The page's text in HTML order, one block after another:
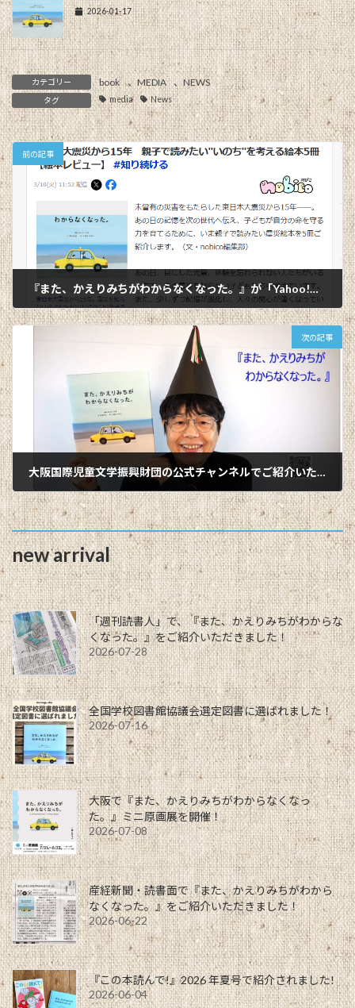
2026-01-17
カテゴリー book 、MEDIA 、NEWS
タグ media News
前の記事
『また、かえりみちがわからなくなった。』が「Yahoo!ニュース」で取り上げられました！
2026-04-07
次の記事
大阪国際児童文学振興財団の公式チャンネルでご紹介いただきました！
2026-04-16
new arrival
「週刊読書人」で、『また、かえりみちがわからな
くなった。』をご紹介いただきました！
2026-07-28
全国学校図書館協議会選定図書に選ばれました！
2026-07-16
大阪で『また、かえりみちがわからなくなっ
た。』ミニ原画展を開催！
2026-07-08
産経新聞・読書面で『また、かえりみちがわから
なくなった。』をご紹介いただきました！
2026-06-22
『この本読んで!』2026 年夏号で紹介されました!
2026-06-04